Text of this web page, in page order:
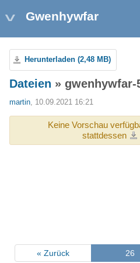
Gwenhywfar
Herunterladen (2,48 MB)
Dateien » gwenhywfar-
martin, 10.09.2021 16:21
Keine Vorschau
stattdessen
« Zurück 26